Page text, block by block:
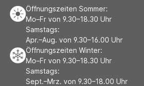
Öffnungszeiten Sommer:
Mo–Fr von 9.30–18.30 Uhr
Samstags:
Apr.–Aug. von 9.30–16.00 Uhr
Öffnungszeiten Winter:
Mo–Fr von 9.30–18.30 Uhr
Samstags:
Sept.–Mrz. von 9.30–18.00 Uhr